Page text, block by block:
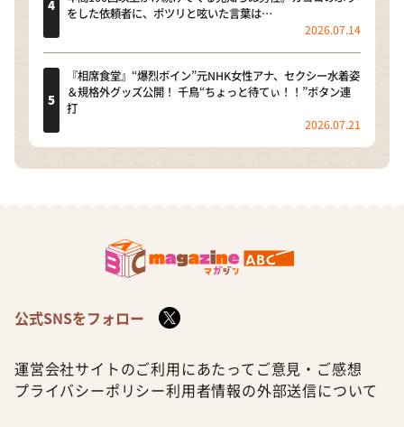
をした依頼者に、ポツリと呟いた言葉は…
2026.07.14
『相席食堂』“爆烈ボイン”元NHK女性アナ、セクシー水着姿
＆規格外グッズ公開！ 千鳥“ちょっと待てぃ！！”ボタン連
打
2026.07.21
公式SNSをフォロー
運営会社サイトのご利用にあたって ご意見・ご感想
プライバシーポリシー利用者情報の外部送信について